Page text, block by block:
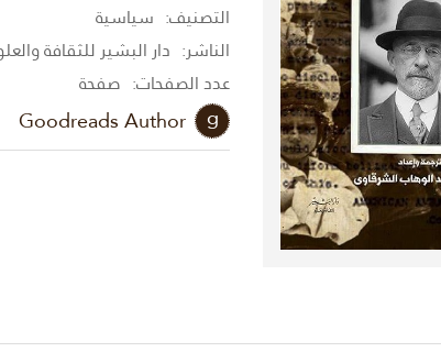
التصنيف: سياسية
الناشر: دار البشير للثقافة
عدد الصفحات: صفحة
Goodreads Author